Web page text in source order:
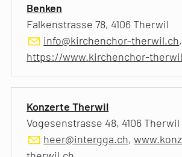
Benken
Falkenstrasse 78, 4106 Therwil
info@kirchenchor-therwil.ch,
https://www.kirchenchor-
Konzerte Therwil
Vogesenstrasse 48, 4106 Therwil
heer@intergga.ch,